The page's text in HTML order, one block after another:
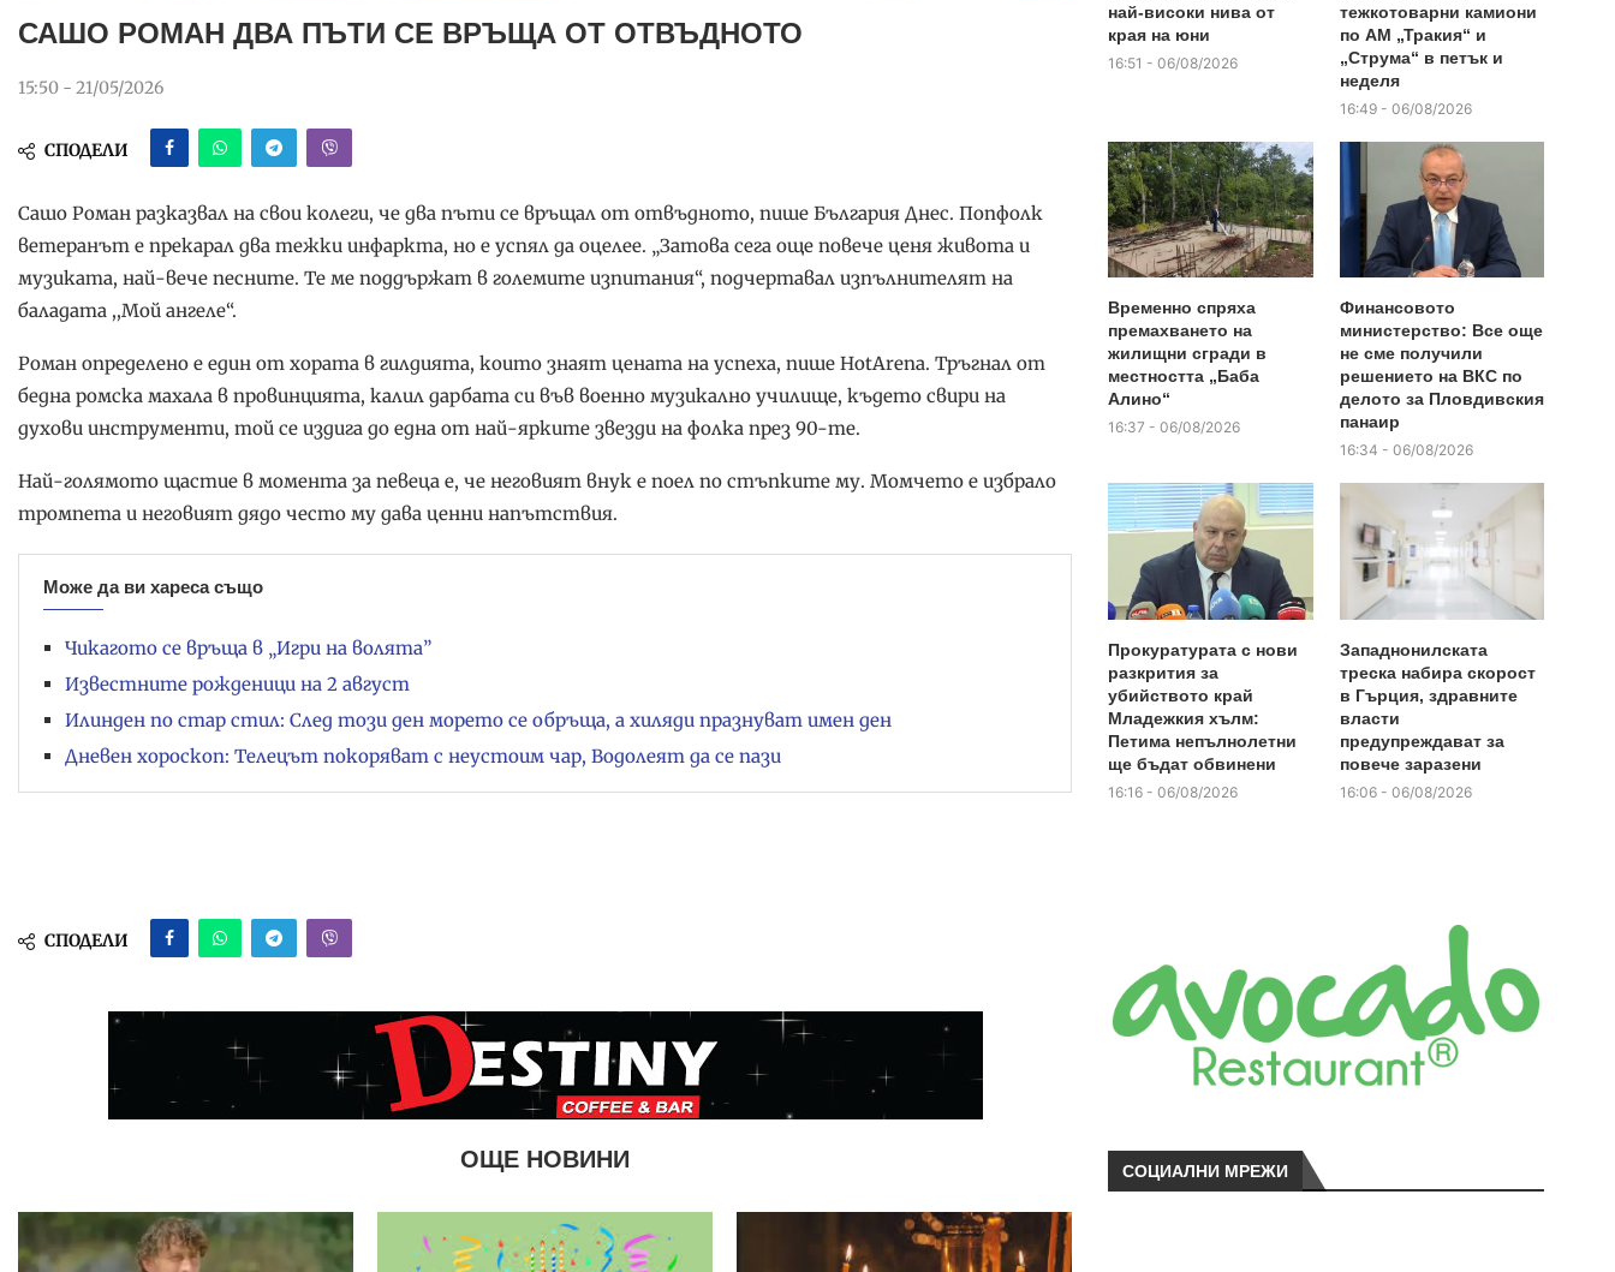
САШО РОМАН ДВА ПЪТИ СЕ ВРЪЩА ОТ ОТВЪДНОТО
15:50 - 21/05/2026
СПОДЕЛИ
Сашо Роман разказвал на свои колеги, че два пъти се връщал от отвъдното, пише България Днес. Попфолк
ветеранът е прекарал два тежки инфаркта, но е успял да оцелее. „Затова сега още повече ценя живота и
музиката, най-вече песните. Те ме поддържат в големите изпитания“, подчертавал изпълнителят на
баладата ,,Мой ангеле“.
Роман определено е един от хората в гилдията, които знаят цената на успеха, пише HotArena. Тръгнал от
бедна ромска махала в провинцията, калил дарбата си във военно музикално училище, където свири на
духови инструменти, той се издига до една от най-ярките звезди на фолка през 90-те.
Най-голямото щастие в момента за певеца е, че неговият внук е поел по стъпките му. Момчето е избрало
тромпета и неговият дядо често му дава ценни напътствия.
Може да ви хареса също
Чикагото се връща в „Игри на волята”
Известните рожденици на 2 август
Илинден по стар стил: След този ден морето се обръща, а хиляди празнуват имен ден
Дневен хороскоп: Телецът покоряват с неустоим чар, Водолеят да се пази
СПОДЕЛИ
ОЩЕ НОВИНИ
най-високи нива от
края на юни
16:51 - 06/08/2026
тежкотоварни камиони
по АМ „Тракия“ и
„Струма“ в петък и
неделя
16:49 - 06/08/2026
Временно спряха
премахването на
жилищни сгради в
местността „Баба
Алино“
16:37 - 06/08/2026
Финансовото
министерство: Все още
не сме получили
решението на ВКС по
делото за Пловдивския
панаир
16:34 - 06/08/2026
Прокуратурата с нови
разкрития за
убийството край
Младежкия хълм:
Петима непълнолетни
ще бъдат обвинени
16:16 - 06/08/2026
Западнонилската
треска набира скорост
в Гърция, здравните
власти
предупреждават за
повече заразени
16:06 - 06/08/2026
СОЦИАЛНИ МРЕЖИ